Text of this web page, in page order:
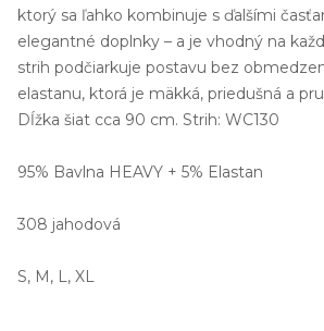
ktorý sa ľahko kombinuje s ďalšími
elegantné doplnky – a je vhodný na
strih podčiarkuje postavu bez
elastanu, ktorá je mäkká, priedušná a
Dĺžka šiat cca 90 cm. Strih: WC130
95% Bavlna HEAVY + 5% Elastan
308 jahodová
S, M, L, XL